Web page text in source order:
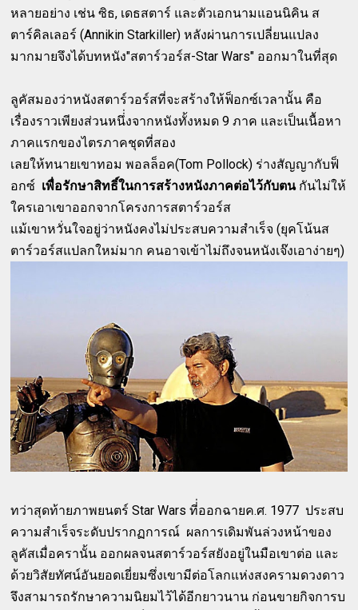
หลายอย่าง เช่น ซิธ, เดธสตาร์ และตัวเอกนามแอนนิคิน ส
ตาร์คิลเลอร์ (Annikin Starkiller) หลังผ่านการเปลี่ยนแปลง
มากมายจึงได้บทหนัง"สตาร์วอร์ส-Star Wars" ออกมาในที่สุด
ลูคัสมองว่าหนังสตาร์วอร์สที่จะสร้างให้ฟ็อกซ์เวลานั้น คือ
เรื่องราวเพียงส่วนหนึ่่งจากหนังทั้งหมด 9 ภาค และเป็นเนื้อหา
ภาคแรกของไตรภาคชุดที่สอง
เลยให้ทนายเขาทอม พอลล็อค(Tom Pollock) ร่างสัญญากับฟ็
อกซ์ เพื่อรักษาสิทธิ์ในการสร้างหนังภาคต่อไว้กับตนกันไม่ให้
ใครเอาเขาออกจากโครงการสตาร์วอร์ส
แม้เขาหวั่นใจอยู่ว่าหนังคงไม่ประสบความสำเร็จ (ยุคโน้นส
ตาร์วอร์สแปลกใหม่มาก คนอาจเข้าไม่ถึงจนหนังเจ๊งเอาง่ายๆ)
ทว่าสุดท้ายภาพยนตร์ Star Wars ที่่ออกฉายค.ศ. 1977 ประสบ
ความสำเร็จระดับปรากฏการณ์ ผลการเดิมพันล่วงหน้าของ
ลูคัสเมื่อครานั้น ออกผลจนสตาร์วอร์สยังอยู่ในมือเขาต่อ และ
ด้วยวิสัยทัศน์อันยอดเยี่ยมซึ่งเขามีต่อโลกแห่งสงครามดวงดาว
จึงสามารถรักษาความนิยมไว้ได้อีกยาวนาน ก่อนขายกิจการบ